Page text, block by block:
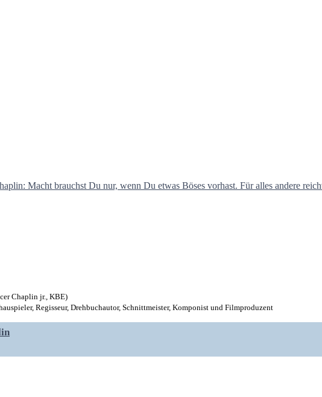
Chaplin jr., KBE)
Regisseur, Drehbuchautor, Schnittmeister, Komponist und Filmproduzent